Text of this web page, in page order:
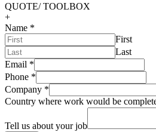
QUOTE/ TOOLBOX
+
Name *
First
Last
Email *
Phone *
Company *
Country where work would be
Tell us about your job